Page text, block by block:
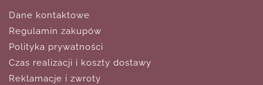
Dane kontaktowe
Regulamin zakupów
Polityka prywatności
Czas realizacji i koszty dostawy
Reklamacje i zwroty